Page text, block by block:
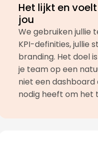
Het lijkt en
jou
We gebruiken jullie
KPI-definities, jullie
branding. Het doel
je team op een
niet een
nodig heeft om het